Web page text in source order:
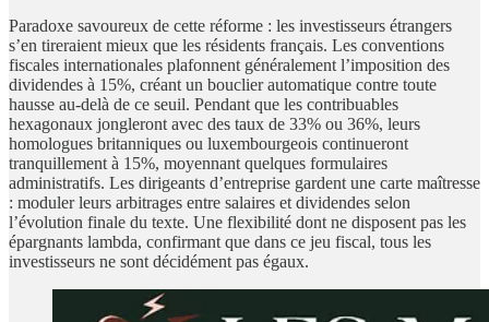
Paradoxe savoureux de cette réforme : les investisseurs étrangers
s’en tireraient mieux que les résidents français. Les conventions
fiscales internationales plafonnent généralement l’imposition des
dividendes à 15%, créant un bouclier automatique contre toute
hausse au-delà de ce seuil. Pendant que les contribuables
hexagonaux jongleront avec des taux de 33% ou 36%, leurs
homologues britanniques ou luxembourgeois continueront
tranquillement à 15%, moyennant quelques formulaires
administratifs. Les dirigeants d’entreprise gardent une carte maîtresse
: moduler leurs arbitrages entre salaires et dividendes selon
l’évolution finale du texte. Une flexibilité dont ne disposent pas les
épargnants lambda, confirmant que dans ce jeu fiscal, tous les
investisseurs ne sont décidément pas égaux.